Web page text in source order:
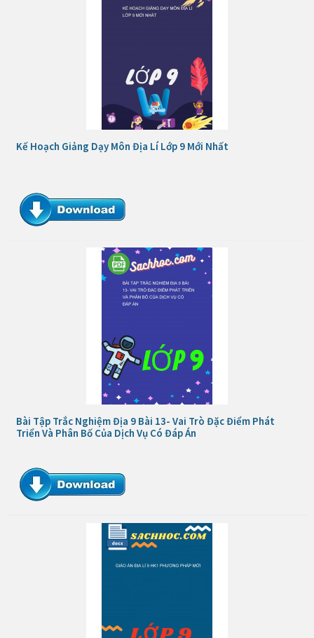
Kế Hoạch Giảng Dạy Môn Địa Lí Lớp 9 Mới Nhất
Bài Tập Trắc Nghiệm Địa 9 Bài 13- Vai Trò Đặc Điểm Phát
Triển Và Phân Bố Của Dịch Vụ Có Đáp Án